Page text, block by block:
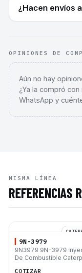
¿Hacen envíos
OPINIONES DE
Aún no hay
¿Ya la compró
WhatsApp y
MISMA LÍNEA
REFERENCIAS
9N-3979
9N3979 9N-3979
De Combustible
COTIZAR